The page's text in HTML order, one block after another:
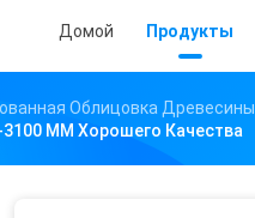
Домой Продукты
Облицовка Древесины
MM Хорошего Качества